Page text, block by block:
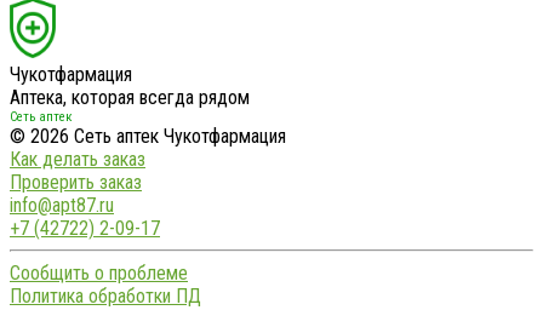
Чукотфармация
Аптека, которая всегда рядом
Сеть аптек
© 2026 Сеть аптек Чукотфармация
Как делать заказ
Проверить заказ
info@apt87.ru
+7 (42722) 2-09-17
Сообщить о проблеме
Политика обработки ПД